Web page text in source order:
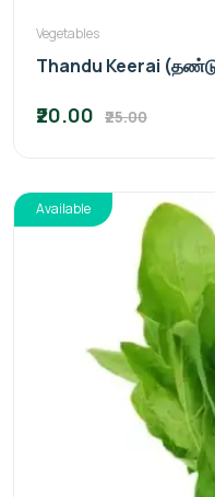
Vegetables
Thandu Keerai
₹20.00 ₹25.00
Available